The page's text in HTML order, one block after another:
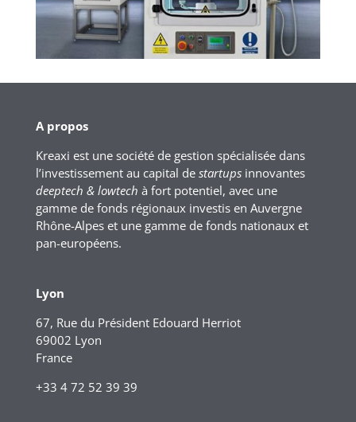
A propos
Kreaxi est une société de gestion spécialisée dans
l’investissement au capital de startupsinnovantes
deeptech & lowtech à fort potentiel, avec une
gamme de fonds régionaux investis en Auvergne
Rhône-Alpes et une gamme de fonds nationaux et
pan-européens.
Lyon
67, Rue du Président Edouard Herriot
69002 Lyon
France
+33 4 72 52 39 39